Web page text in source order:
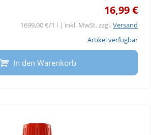
16,99 €
1699,00 €/1 l | inkl. MwSt. zzgl.Versand
Artikel verfügbar
In den Warenkorb